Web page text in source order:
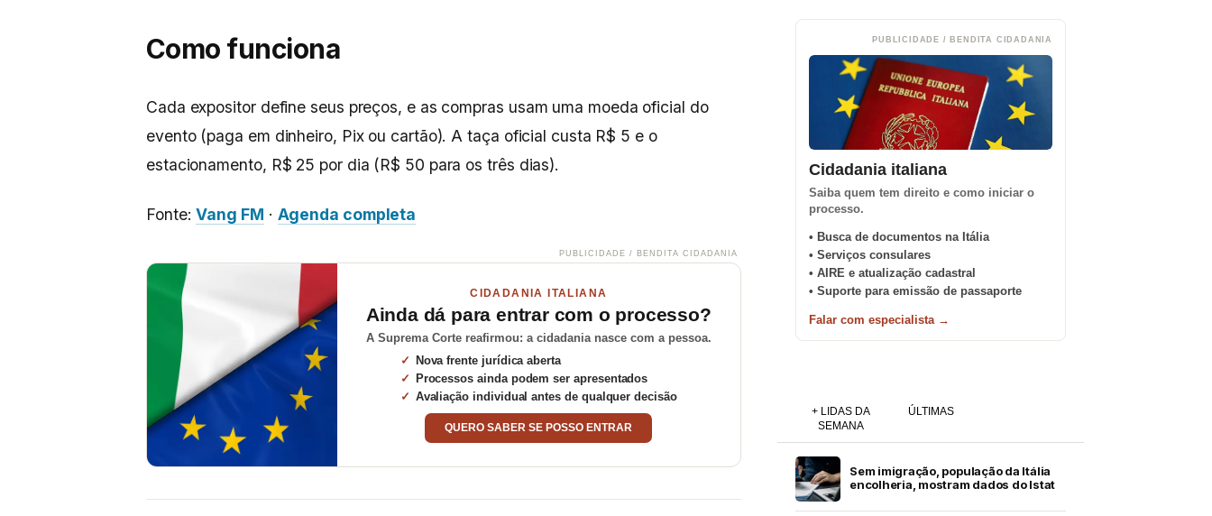
Como funciona
Cada expositor define seus preços, e as compras usam uma moeda oficial do
evento (paga em dinheiro, Pix ou cartão). A taça oficial custa R$ 5 e o
estacionamento, R$ 25 por dia (R$ 50 para os três dias).
Fonte:Vang FM · Agenda completa
PUBLICIDADE / BENDITA CIDADANIA
CIDADANIA ITALIANA
Ainda dá para entrar com o processo?
A Suprema Corte reafirmou: a cidadania nasce com a pessoa.
Nova frente jurídica aberta
Processos ainda podem ser apresentados
Avaliação individual antes de qualquer decisão
QUERO SABER SE POSSO ENTRAR
PUBLICIDADE / BENDITA CIDADANIA
Cidadania italiana
Saiba quem tem direito e como iniciar o
processo.
• Busca de documentos na Itália
• Serviços consulares
• AIRE e atualização cadastral
• Suporte para emissão de passaporte
Falar com especialista →
+ LIDAS DA
SEMANA
ÚLTIMAS
Sem imigração, população da Itália
encolheria, mostram dados do Istat